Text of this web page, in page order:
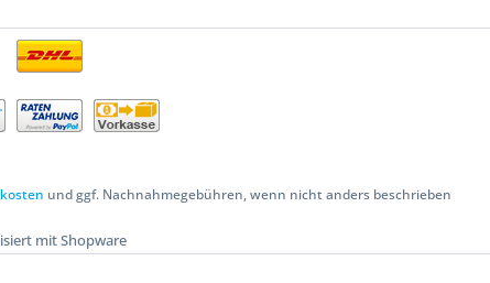
und ggf. Nachnahmegebühren, wenn nicht anders beschrieben
mit Shopware